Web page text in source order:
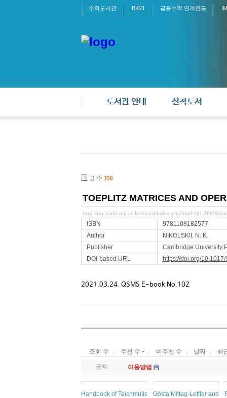
수학도서관 BK21 금융수학 연계전공
도서관 안내 신착도서
글 수 358
TOEPLITZ MATRICES AND
http://my.math.snu.ac.kr/board/
ISBN
9781108182577
Author
NIKOLSKII, N. K.
Publisher
Cambridge University
DOI-based URL
https://doi.org/
2021.03.24. QSMS E-book No.102
조회 수 추천 수 비추천 수 날짜 최
공지 이용방법
Handbook of Teichmüller Theory, Volume VII
Gösta Mittag-Leffler and